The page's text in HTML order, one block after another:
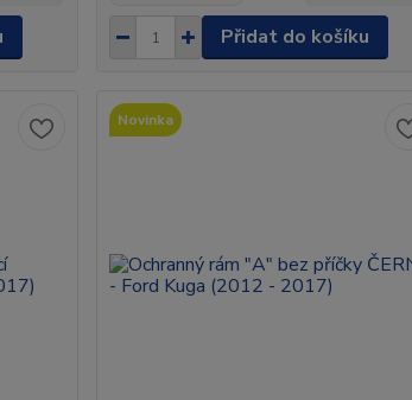
Přidat do košíku
Novinka